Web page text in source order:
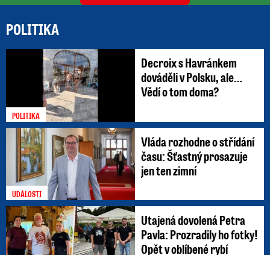
POLITIKA
POLITIKA
Decroix s Havránkem
dováděli v Polsku, ale…
Vědí o tom doma?
UDÁLOSTI
Vláda rozhodne o střídání
času: Šťastný prosazuje
jen ten zimní
Utajená dovolená Petra
Pavla: Prozradily ho fotky!
Opět v oblíbené rybí